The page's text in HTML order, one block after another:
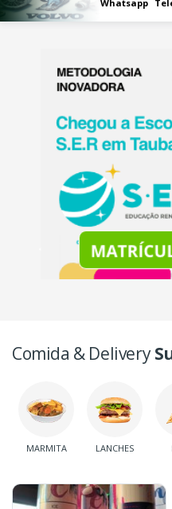
Whatsapp
Comida & Delivery
MARMITA LANCHES